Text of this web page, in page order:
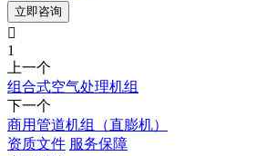
立即咨询

1
上一个
组合式空气处理机组
下一个
商用管道机组（直膨机）
资质文件 服务保障